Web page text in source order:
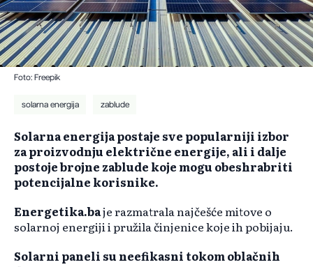
Foto: Freepik
solarna energija zablude
Solarna energija postaje sve popularniji izbor
za proizvodnju električne energije, ali i dalje
postoje brojne zablude koje mogu obeshrabriti
potencijalne korisnike.
Energetika.baje razmatrala najčešće mitove o
solarnoj energiji i pružila činjenice koje ih pobijaju.​
Solarni paneli su neefikasni tokom oblačnih